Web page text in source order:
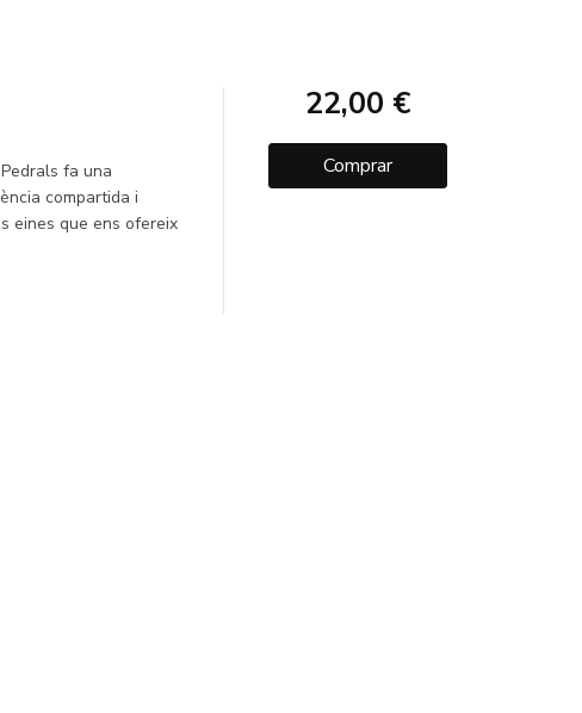
fa una
compartida i
eines que ens ofereix
22,00 €
Comprar